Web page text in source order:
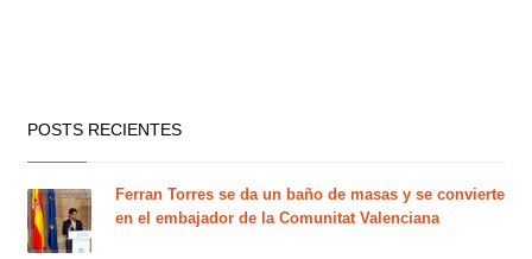
POSTS RECIENTES
Ferran Torres se da un baño de masas y se convierte
en el embajador de la Comunitat Valenciana